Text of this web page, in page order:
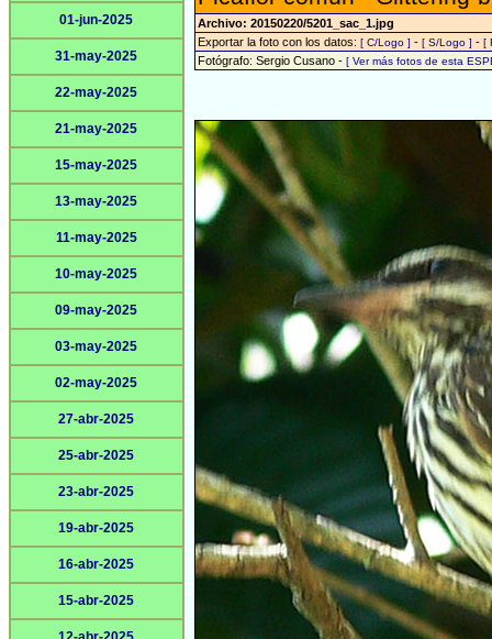
01-jun-2025
31-may-2025
22-may-2025
21-may-2025
15-may-2025
13-may-2025
11-may-2025
10-may-2025
09-may-2025
03-may-2025
02-may-2025
27-abr-2025
25-abr-2025
23-abr-2025
19-abr-2025
16-abr-2025
15-abr-2025
Archivo: 20150220/5201_sac_1.jpg
Exportar la foto con los datos: [ C/Logo ] - [ S/Logo ] - [
Fotógrafo: Sergio Cusano - [ Ver más fotos de esta